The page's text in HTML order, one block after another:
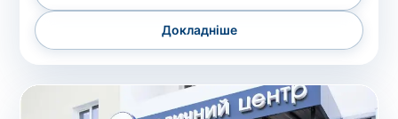
Докладніше